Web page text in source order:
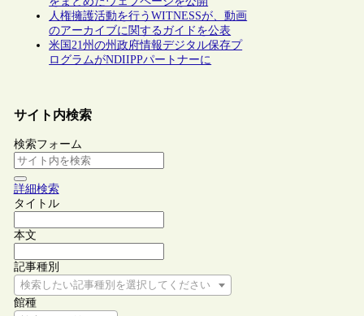
人権擁護活動を行うWITNESSが、動画
のアーカイブに関するガイドを公表
米国21州の州政府情報デジタル保存プ
ログラムがNDIIPPパートナーに
サイト内検索
検索フォーム
詳細検索
タイトル
本文
記事種別
検索したい記事種別を選択してください
館種